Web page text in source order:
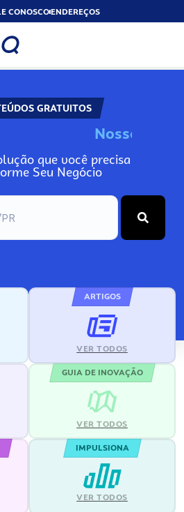
CONOSCOENDEREÇOS
GRATUITOS
o
No
que você precisa
Seu Negócio
ARTIGOS
VER TODOS
GUIA DE INOVAÇÃO
VER TODOS
IMPULSIONA
VER TODOS